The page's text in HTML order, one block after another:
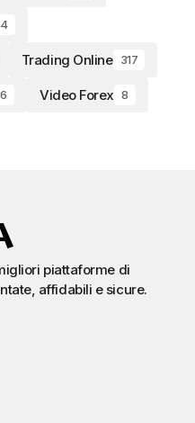
Trading Online 317
Video Forex 8
piattaforme di
affidabili e sicure.